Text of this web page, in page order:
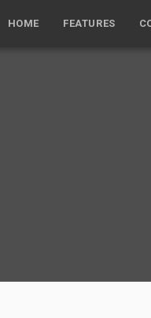
HOME FEATURES